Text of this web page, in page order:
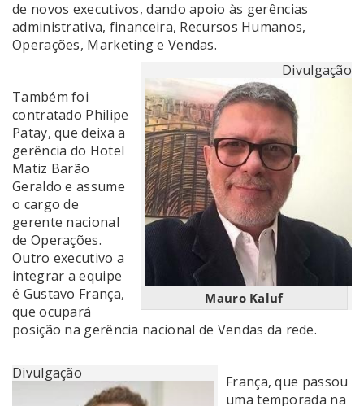
de novos executivos, dando apoio às gerências
administrativa, financeira, Recursos Humanos,
Operações, Marketing e Vendas.
Divulgação
Mauro Kaluf
Também foi
contratado Philipe
Patay, que deixa a
gerência do Hotel
Matiz Barão
Geraldo e assume
o cargo de
gerente nacional
de Operações.
Outro executivo a
integrar a equipe
é Gustavo França,
que ocupará
posição na gerência nacional de Vendas da rede.
Divulgação
França, que passou
uma temporada na